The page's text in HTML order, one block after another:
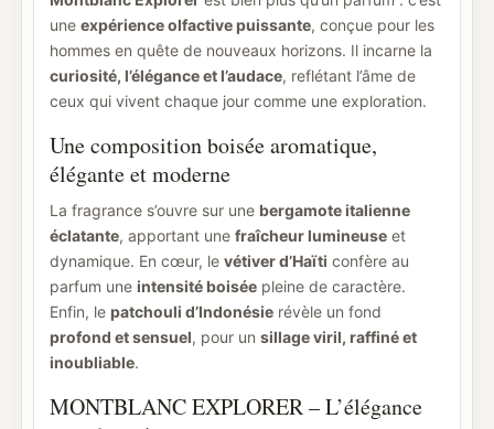
une expérience olfactive puissante, conçue pour les
hommes en quête de nouveaux horizons. Il incarne la
curiosité, l’élégance et l’audace, reflétant l’âme de
ceux qui vivent chaque jour comme une exploration.
Une composition boisée aromatique,
élégante et moderne
La fragrance s’ouvre sur une bergamote italienne
éclatante, apportant une fraîcheur lumineuse et
dynamique. En cœur, le vétiver d’Haïti confère au
parfum une intensité boisée pleine de caractère.
Enfin, le patchouli d’Indonésie révèle un fond
profond et sensuel, pour un sillage viril, raffiné et
inoubliable.
MONTBLANC EXPLORER – L’élégance